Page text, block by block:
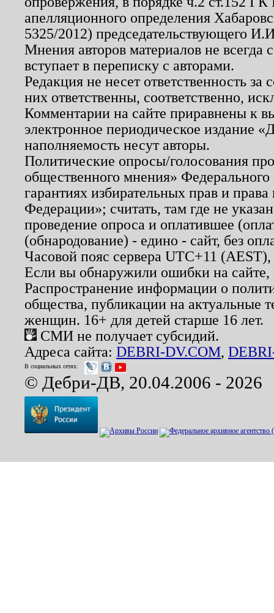
апелляционного определения
5325/2012) председательствующего
Мнения авторов материалов не
вступает в переписку с авторами.
Редакция не несет ответственность
них ответственны, соответственно,
Комментарии на сайте приравнены к
электронное периодическое издание
наполняемость несут авторы.
Политические опросы/голосования
общественного мнения»
гарантиях избирательных прав и
Федерации»; считать, там где не
проведение опроса и оплатившее
(обнародование) - едино - сайт, без
Часовой пояс сервера UTC+11
Если вы обнаружили ошибки на
Распространение информации о
общества, публикации на актуальные
женщин. 16+ для детей старше 16 лет.
СМИ не получает субсидий.
Адреса сайта: DEBRI-DV.COM,
В социальных сетях:
© Дебри-ДВ, 20.04.2006 - 2026